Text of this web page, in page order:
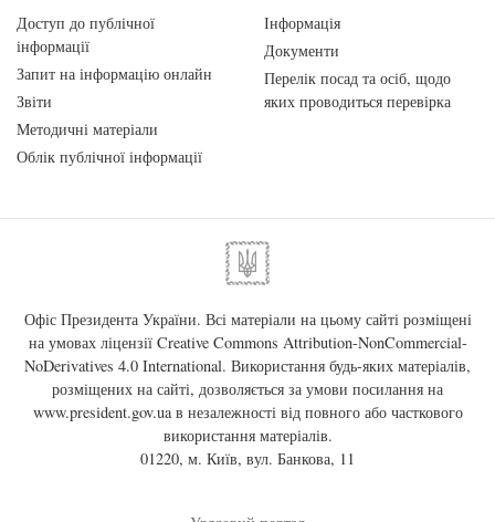
Доступ до публічної
інформації
Запит на інформацію онлайн
Звіти
Методичні матеріали
Облік публічної інформації
Інформація
Документи
Перелік посад та осіб, щодо
яких проводиться перевірка
Офіс Президента України. Всі матеріали на цьому сайті розміщені
на умовах ліцензії Creative Commons Attribution-NonCommercial-
NoDerivatives 4.0 International. Використання будь-яких матеріалів,
розміщених на сайті, дозволяється за умови посилання на
www.president.gov.uaв незалежності від повного або часткового
використання матеріалів.
01220, м. Київ, вул. Банкова, 11